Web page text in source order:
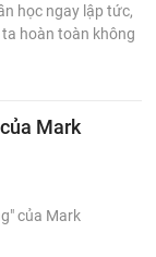
học ngay lập tức,
hoàn toàn không
Mark
của Mark